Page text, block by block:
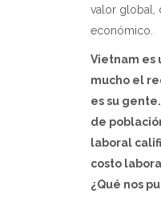
valor global,
económico.
Vietnam es
mucho el
es su
de
laboral
costo
¿Qué nos